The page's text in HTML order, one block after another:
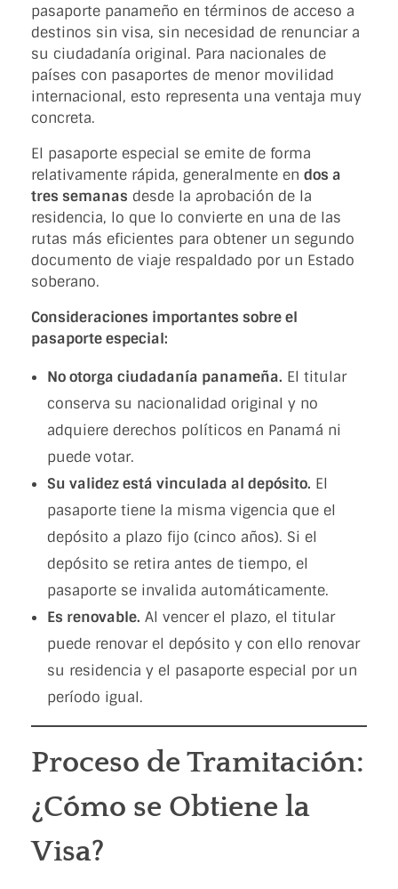
pasaporte panameño en términos de acceso a
destinos sin visa, sin necesidad de renunciar a
su ciudadanía original. Para nacionales de
países con pasaportes de menor movilidad
internacional, esto representa una ventaja muy
concreta.
El pasaporte especial se emite de forma
relativamente rápida, generalmente en dos a
tres semanas desde la aprobación de la
residencia, lo que lo convierte en una de las
rutas más eficientes para obtener un segundo
documento de viaje respaldado por un Estado
soberano.
Consideraciones importantes sobre el
pasaporte especial:
No otorga ciudadanía panameña. El titular
conserva su nacionalidad original y no
adquiere derechos políticos en Panamá ni
puede votar.
Su validez está vinculada al depósito. El
pasaporte tiene la misma vigencia que el
depósito a plazo fijo (cinco años). Si el
depósito se retira antes de tiempo, el
pasaporte se invalida automáticamente.
Es renovable. Al vencer el plazo, el titular
puede renovar el depósito y con ello renovar
su residencia y el pasaporte especial por un
período igual.
Proceso de Tramitación:
¿Cómo se Obtiene la
Visa?